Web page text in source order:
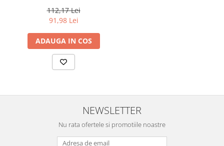
Yellow, 1000 ml
112,17 Lei
91,98 Lei
ADAUGA IN COS
NEWSLETTER
Nu rata ofertele si promotiile noastre